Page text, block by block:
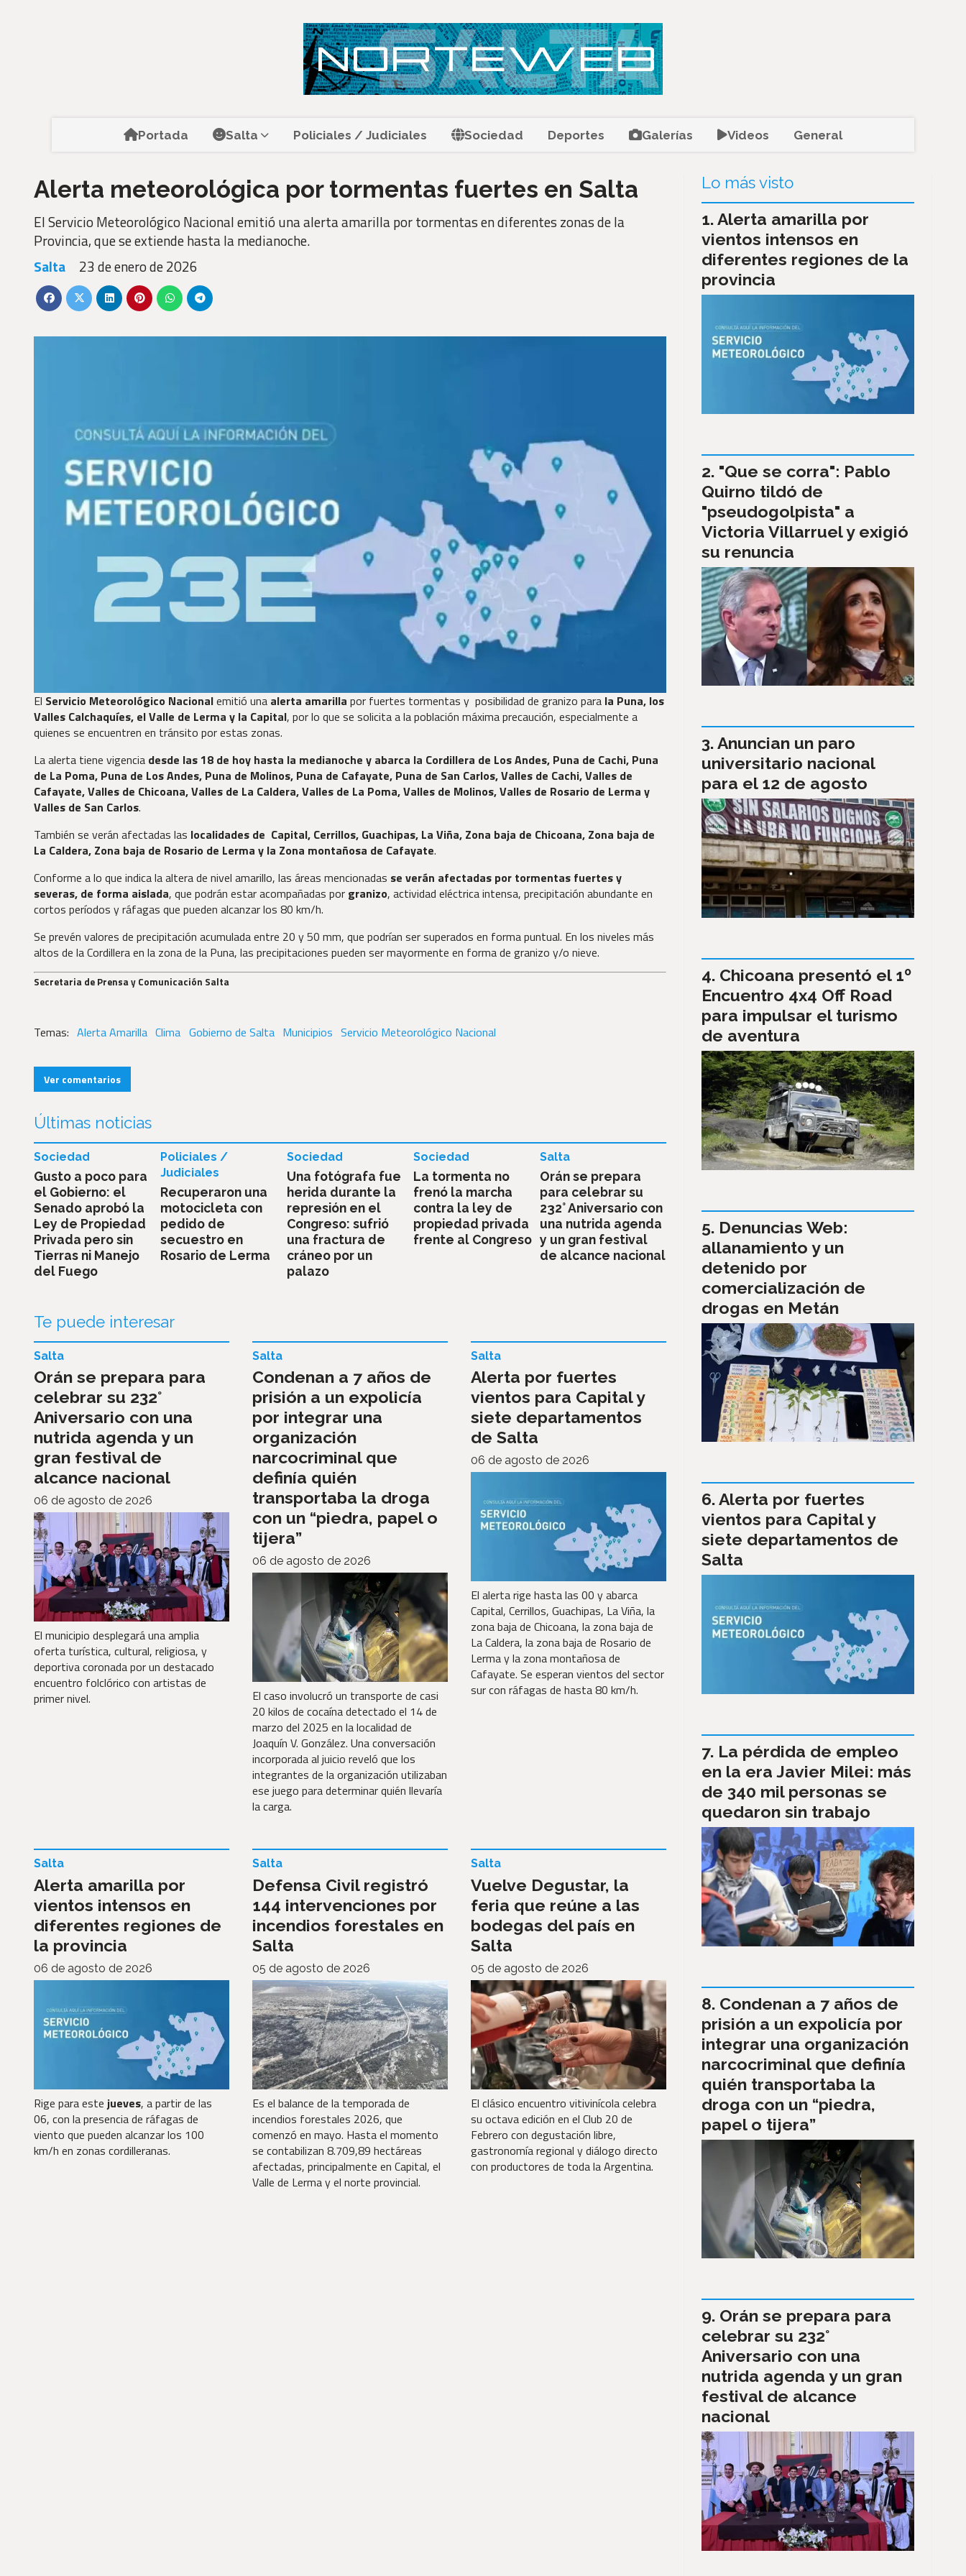
Portada Salta Policiales / Judiciales Sociedad Deportes Galerías Videos General
Alerta meteorológica por tormentas fuertes en Salta
El Servicio Meteorológico Nacional emitió una alerta amarilla por tormentas en diferentes zonas de la
Provincia, que se extiende hasta la medianoche.
Salta
23 de enero de 2026
El Servicio Meteorológico Nacionalemitió una alerta amarilla por fuertes tormentas y posibilidad de granizo para la Puna, los
Valles Calchaquíes, el Valle de Lerma y la Capital, por lo que se solicita a la población máxima precaución, especialmente a
quienes se encuentren en tránsito por estas zonas.
La alerta tiene vigencia desde las 18 de hoy hasta la medianoche y abarca la Cordillera de Los Andes, Puna de Cachi, Puna
de La Poma, Puna de Los Andes, Puna de Molinos, Puna de Cafayate, Puna de San Carlos, Valles de Cachi, Valles de
Cafayate, Valles de Chicoana, Valles de La Caldera, Valles de La Poma, Valles de Molinos, Valles de Rosario de Lerma y
Valles de San Carlos.
También se verán afectadas las localidades de Capital, Cerrillos, Guachipas, La Viña, Zona baja de Chicoana, Zona baja de
La Caldera, Zona baja de Rosario de Lerma y la Zona montañosa de Cafayate.
Conforme a lo que indica la altera de nivel amarillo, las áreas mencionadas se verán afectadas por tormentas fuertes y
severas, de forma aislada, que podrán estar acompañadas por granizo, actividad eléctrica intensa, precipitación abundante en
cortos períodos y ráfagas que pueden alcanzar los 80 km/h.
Se prevén valores de precipitación acumulada entre 20 y 50 mm, que podrían ser superados en forma puntual. En los niveles más
altos de la Cordillera en la zona de la Puna, las precipitaciones pueden ser mayormente en forma de granizo y/o nieve.
Secretaria de Prensa y Comunicación Salta
Alerta Amarilla Clima Gobierno de Salta Municipios Servicio Meteorológico Nacional
Ver comentarios
Últimas noticias
Gusto a poco para
el Gobierno: el
Senado aprobó la
Ley de Propiedad
Privada pero sin
Tierras ni Manejo
del Fuego
Sociedad
Recuperaron una
motocicleta con
pedido de
secuestro en
Rosario de Lerma
Policiales /
Judiciales
Una fotógrafa fue
herida durante la
represión en el
Congreso: sufrió
una fractura de
cráneo por un
palazo
Sociedad
La tormenta no
frenó la marcha
contra la ley de
propiedad privada
frente al Congreso
Sociedad
Orán se prepara
para celebrar su
232° Aniversario con
una nutrida agenda
y un gran festival
de alcance nacional
Salta
Te puede interesar
Orán se prepara para
celebrar su 232°
Aniversario con una
nutrida agenda y un
gran festival de
alcance nacional
Salta
06 de agosto de 2026
El municipio desplegará una amplia
oferta turística, cultural, religiosa, y
deportiva coronada por un destacado
encuentro folclórico con artistas de
primer nivel.
Condenan a 7 años de
prisión a un expolicía
por integrar una
organización
narcocriminal que
definía quién
transportaba la droga
con un “piedra, papel o
tijera”
Salta
06 de agosto de 2026
El caso involucró un transporte de casi
20 kilos de cocaína detectado el 14 de
marzo del 2025 en la localidad de
Joaquín V. González. Una conversación
incorporada al juicio reveló que los
integrantes de la organización utilizaban
ese juego para determinar quién llevaría
la carga.
Alerta por fuertes
vientos para Capital y
siete departamentos
de Salta
Salta
06 de agosto de 2026
El alerta rige hasta las 00 y abarca
Capital, Cerrillos, Guachipas, La Viña, la
zona baja de Chicoana, la zona baja de
La Caldera, la zona baja de Rosario de
Lerma y la zona montañosa de
Cafayate. Se esperan vientos del sector
sur con ráfagas de hasta 80 km/h.
Alerta amarilla por
vientos intensos en
diferentes regiones de
la provincia
Salta
06 de agosto de 2026
Rige para este jueves, a partir de las
06, con la presencia de ráfagas de
viento que pueden alcanzar los 100
km/h en zonas cordilleranas.
Defensa Civil registró
144 intervenciones por
incendios forestales en
Salta
Salta
05 de agosto de 2026
Es el balance de la temporada de
incendios forestales 2026, que
comenzó en mayo. Hasta el momento
se contabilizan 8.709,89 hectáreas
afectadas, principalmente en Capital, el
Valle de Lerma y el norte provincial.
Vuelve Degustar, la
feria que reúne a las
bodegas del país en
Salta
Salta
05 de agosto de 2026
El clásico encuentro vitivinícola celebra
su octava edición en el Club 20 de
Febrero con degustación libre,
gastronomía regional y diálogo directo
con productores de toda la Argentina.
Lo más visto
Alerta amarilla por
vientos intensos en
diferentes regiones de la
provincia
"Que se corra": Pablo
Quirno tildó de
"pseudogolpista" a
Victoria Villarruel y exigió
su renuncia
Anuncian un paro
universitario nacional
para el 12 de agosto
Chicoana presentó el 1º
Encuentro 4x4 Off Road
para impulsar el turismo
de aventura
Denuncias Web:
allanamiento y un
detenido por
comercialización de
drogas en Metán
Alerta por fuertes
vientos para Capital y
siete departamentos de
Salta
La pérdida de empleo
en la era Javier Milei: más
de 340 mil personas se
quedaron sin trabajo
Condenan a 7 años de
prisión a un expolicía por
integrar una organización
narcocriminal que definía
quién transportaba la
droga con un “piedra,
papel o tijera”
Orán se prepara para
celebrar su 232°
Aniversario con una
nutrida agenda y un gran
festival de alcance
nacional